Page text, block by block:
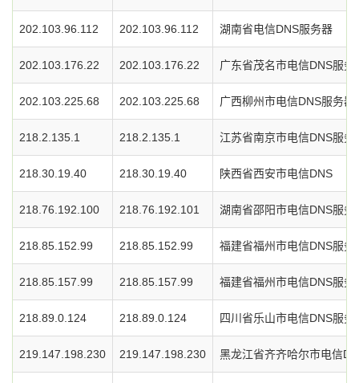
202.103.96.112 202.103.96.112 湖南省电信DNS服务器
202.103.176.22 202.103.176.22 广东省茂名市电信DNS服务
202.103.225.68 202.103.225.68 广西柳州市电信DNS服务器
218.2.135.1 218.2.135.1 江苏省南京市电信DNS服务
218.30.19.40 218.30.19.40 陕西省西安市电信DNS
218.76.192.100 218.76.192.101 湖南省邵阳市电信DNS服务
218.85.152.99 218.85.152.99 福建省福州市电信DNS服务
218.85.157.99 218.85.157.99 福建省福州市电信DNS服务
218.89.0.124 218.89.0.124 四川省乐山市电信DNS服务
219.147.198.230 219.147.198.230 黑龙江省齐齐哈尔市电信